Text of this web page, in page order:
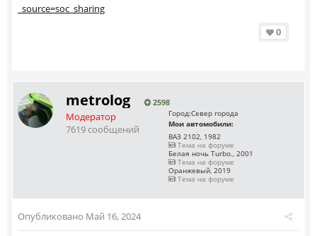
_source=soc_sharing
0
metrolog 2598
Модератор
7619 сообщений
Город:Север города
Мои автомобили:
ВАЗ 2102, 1982
Тема на форуме
Белая ночь Turbo., 2001
Тема на форуме
Оранжевый, 2019
Тема на форуме
Опубликовано Май 16, 2024